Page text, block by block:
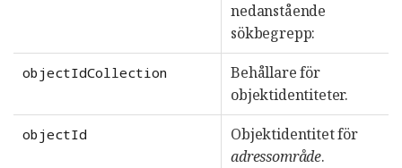
nedanstående
sökbegrepp:
objectIdCollection
Behållare för
objektidentiteter.
objectId
Objektidentitet för
adressområde.